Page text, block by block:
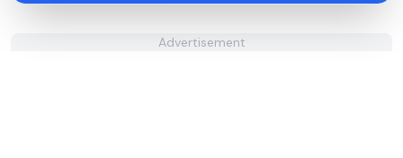
Advertisement